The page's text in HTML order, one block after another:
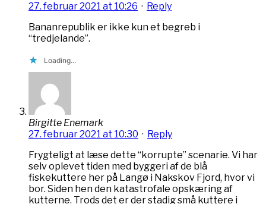
27. februar 2021 at 10:26 · Reply
Bananrepublik er ikke kun et begreb i
“tredjelande”.
Loading...
Birgitte Enemark
27. februar 2021 at 10:30 · Reply
Frygteligt at læse dette “korrupte” scenarie. Vi har
selv oplevet tiden med byggeri af de blå
fiskekuttere her på Langø i Nakskov Fjord, hvor vi
bor. Siden hen den katastrofale opskæring af
kutterne. Trods det er der stadig små kuttere i